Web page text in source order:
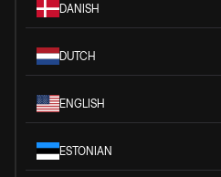
DANISH
DUTCH
ENGLISH
ESTONIAN